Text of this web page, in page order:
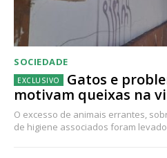
SOCIEDADE
Gatos e
motivam queixas na
O excesso de animais errantes,
de higiene associados foram